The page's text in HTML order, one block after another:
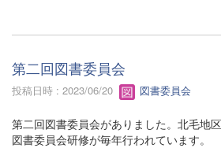
第二回図書委員会
投稿日時 : 2023/06/20 図書委員会
第二回図書委員会がありました。北毛地
図書委員会研修が毎年行われています。